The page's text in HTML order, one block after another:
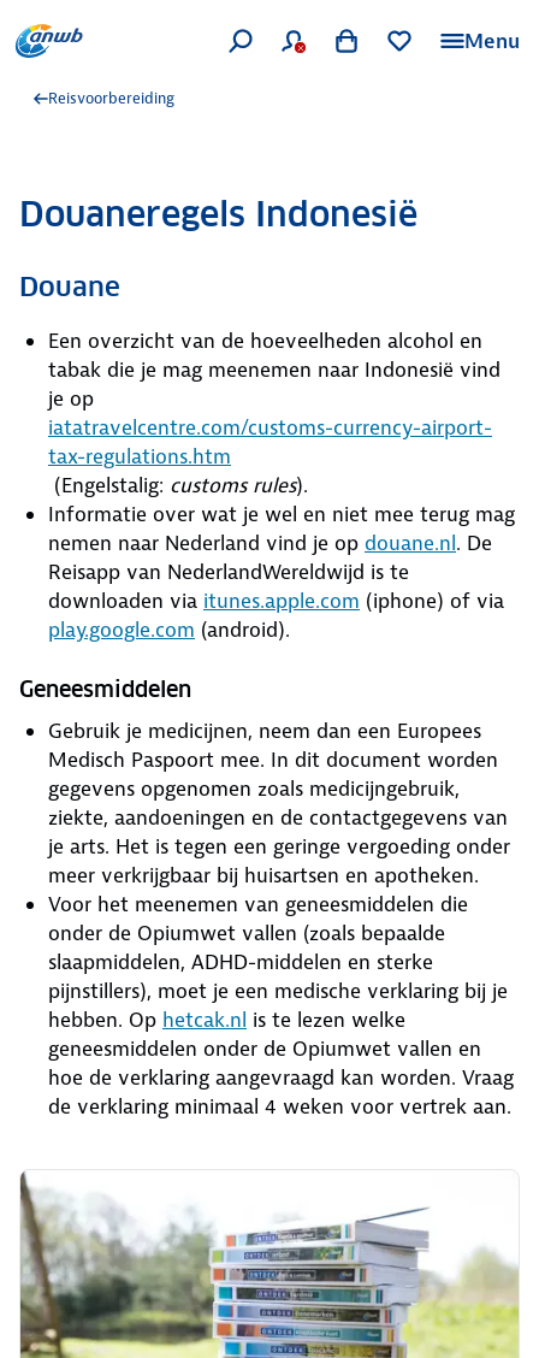
Menu
Reisvoorbereiding
Douaneregels Indonesië
Douane
Een overzicht van de hoeveelheden alcohol en
tabak die je mag meenemen naar Indonesië vind
je op
iatatravelcentre.com/customs-currency-airport-
tax-regulations.htm
(Engelstalig: customs rules).
Informatie over wat je wel en niet mee terug mag
nemen naar Nederland vind je op douane.nl. De
Reisapp van NederlandWereldwijd is te
downloaden via itunes.apple.com (iphone) of via
play.google.com (android).
Geneesmiddelen
Gebruik je medicijnen, neem dan een Europees
Medisch Paspoort mee. In dit document worden
gegevens opgenomen zoals medicijngebruik,
ziekte, aandoeningen en de contactgegevens van
je arts. Het is tegen een geringe vergoeding onder
meer verkrijgbaar bij huisartsen en apotheken.
Voor het meenemen van geneesmiddelen die
onder de Opiumwet vallen (zoals bepaalde
slaapmiddelen, ADHD-middelen en sterke
pijnstillers), moet je een medische verklaring bij je
hebben. Op hetcak.nl is te lezen welke
geneesmiddelen onder de Opiumwet vallen en
hoe de verklaring aangevraagd kan worden. Vraag
de verklaring minimaal 4 weken voor vertrek aan.